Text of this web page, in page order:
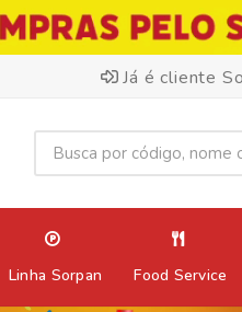
Já é cliente
Linha Sorpan Food Service